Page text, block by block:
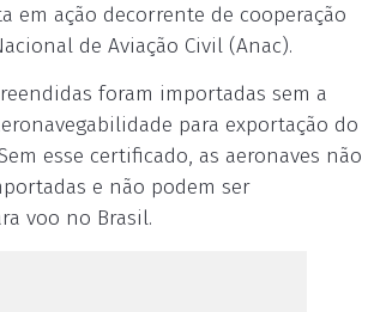
em ação decorrente de cooperação
de Aviação Civil (Anac).
foram importadas sem a
para exportação do
esse certificado, as aeronaves não
e não podem ser
voo no Brasil.